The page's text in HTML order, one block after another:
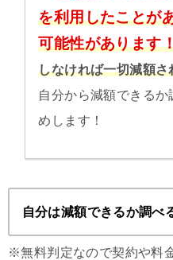
を利用したことが
可能性があります
しなければ一切減額さ
自分から減額できる
めします！
自分は減額できるか調べ
※無料判定なので契約や料